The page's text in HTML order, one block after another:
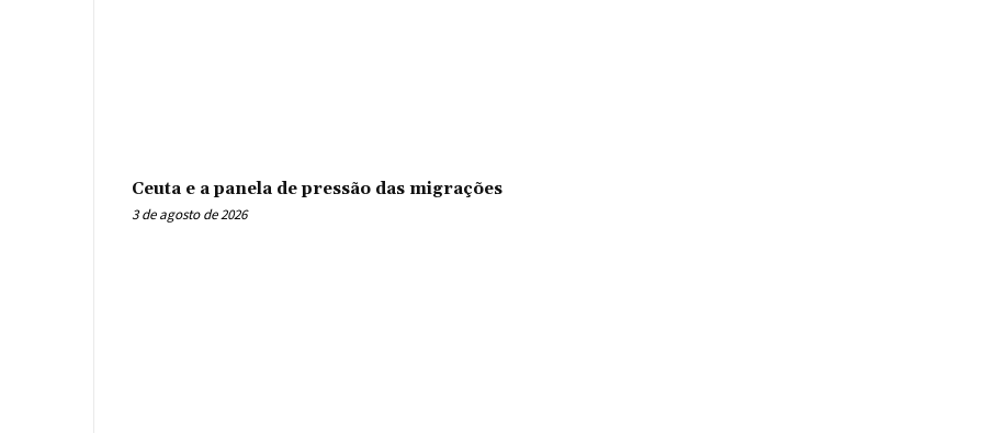
Ceuta e a panela de pressão das migrações
3 de agosto de 2026